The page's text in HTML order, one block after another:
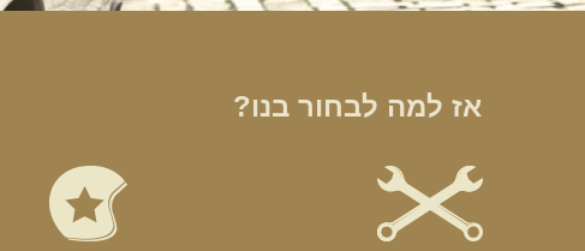
אז למה לבחור בנו?